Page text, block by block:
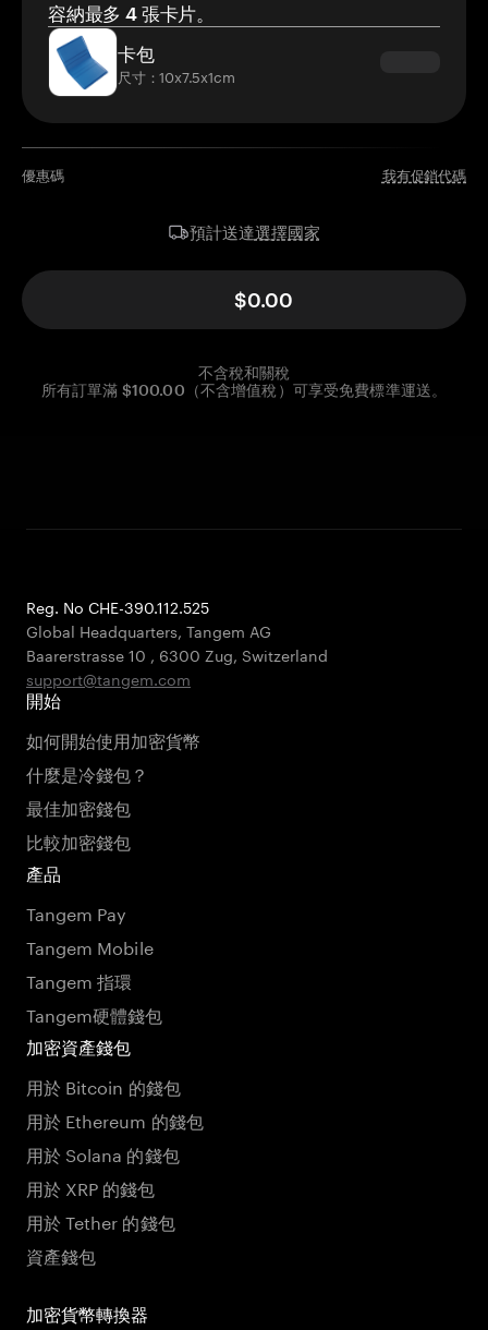
容納最多 4 張卡片。
卡包
尺寸：10x7.5x1cm
優惠碼 我有促銷代碼
預計送達選擇國家
$0.00
不含稅和關稅
所有訂單滿 $100.00（不含增值稅）可享受免費標準運送。
Reg. No CHE-390.112.525
Global Headquarters, Tangem AG
Baarerstrasse 10 , 6300 Zug, Switzerland
support@tangem.com
開始
如何開始使用加密貨幣
什麼是冷錢包？
最佳加密錢包
比較加密錢包
產品
Tangem Pay
Tangem Mobile
Tangem 指環
Tangem硬體錢包
加密資產錢包
用於 Bitcoin 的錢包
用於 Ethereum 的錢包
用於 Solana 的錢包
用於 XRP 的錢包
用於 Tether 的錢包
資產錢包
加密貨幣轉換器